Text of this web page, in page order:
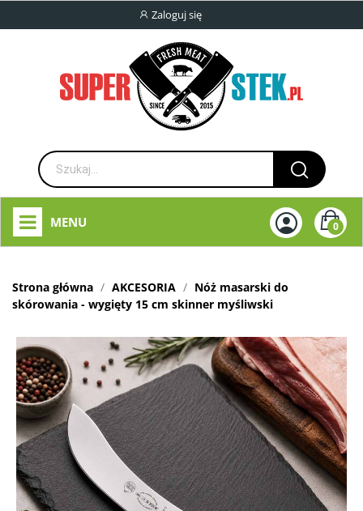
Zaloguj się
0
MENU
Strona główna AKCESORIA
Nóż masarski do
skórowania - wygięty 15 cm skinner myśliwski